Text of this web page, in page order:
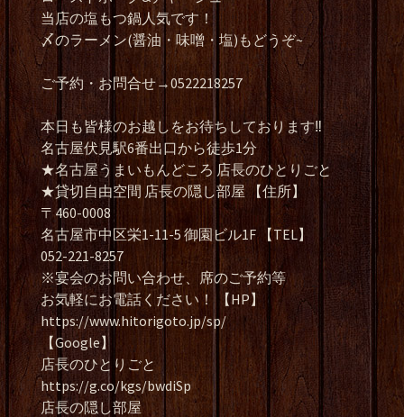
当店の塩もつ鍋人気です！
〆のラーメン(醤油・味噌・塩)もどうぞ~
ご予約・お問合せ→0522218257
本日も皆様のお越しをお待ちしております‼️
名古屋伏見駅6番出口から徒歩1分
★名古屋うまいもんどころ 店長のひとりごと
★貸切自由空間 店長の隠し部屋 【住所】
〒460-0008
名古屋市中区栄1-11-5 御園ビル1F 【TEL】
052-221-8257
※宴会のお問い合わせ、席のご予約等
お気軽にお電話ください！ 【HP】
https://www.hitorigoto.jp/sp/
【Google】
店長のひとりごと
https://g.co/kgs/bwdiSp
店長の隠し部屋